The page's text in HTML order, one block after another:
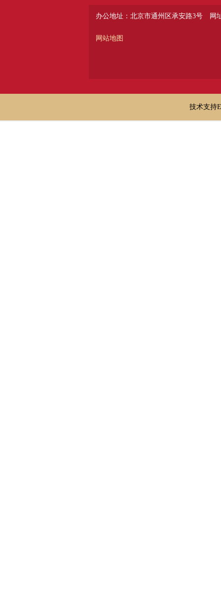
办公地址：北京市通州区承安路3号
网站地图
网
技术支持